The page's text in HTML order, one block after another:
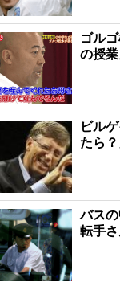
ゴル
の授
ビル
たら
バス
転手